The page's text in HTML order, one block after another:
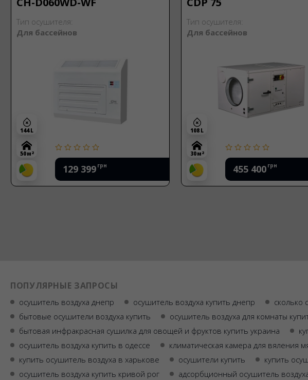
Тип осушителя:
Для бассейнов
129 399 грн
144 L
50 м 2
Тип осушителя:
Для бассейнов
455 400 грн
108 L
30 м 2
ПОПУЛЯРНЫЕ ЗАПРОСЫ
осушитель воздуха днепр осушитель воздуха купить днепр сколько
бытовые осушители воздуха купить
осушитель воздуха для комнаты
бытовая инфракрасная сушилка для овощей и фруктов купить украина
осушитель воздуха купить в одессе
климатическая камера для вяления
купить осушитель воздуха в харькове
осушители купить купить
осушитель воздуха купить кривой рог
адсорбционный осушитель